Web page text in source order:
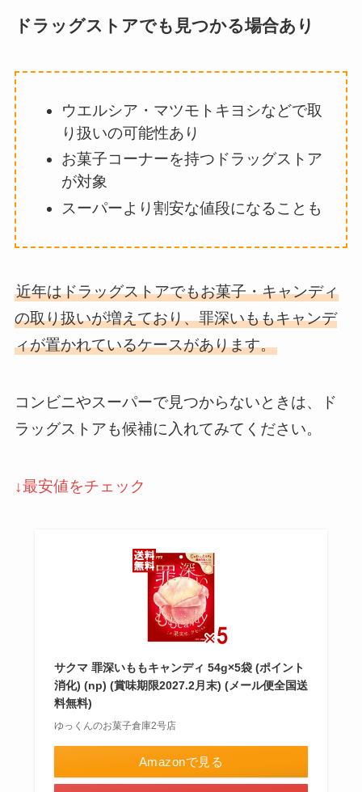
ドラッグストアでも見つかる場合あり
ウエルシア・マツモトキヨシなどで取
り扱いの可能性あり
お菓子コーナーを持つドラッグストア
が対象
スーパーより割安な値段になることも
近年はドラッグストアでもお菓子・キャンディ
の取り扱いが増えており、罪深いももキャンデ
ィが置かれているケースがあります。
コンビニやスーパーで見つからないときは、ド
ラッグストアも候補に入れてみてください。
↓最安値をチェック
サクマ 罪深いももキャンディ 54g×5袋 (ポイント
消化) (np) (賞味期限2027.2月末) (メール便全国送
料無料)
ゆっくんのお菓子倉庫2号店
Amazonで見る